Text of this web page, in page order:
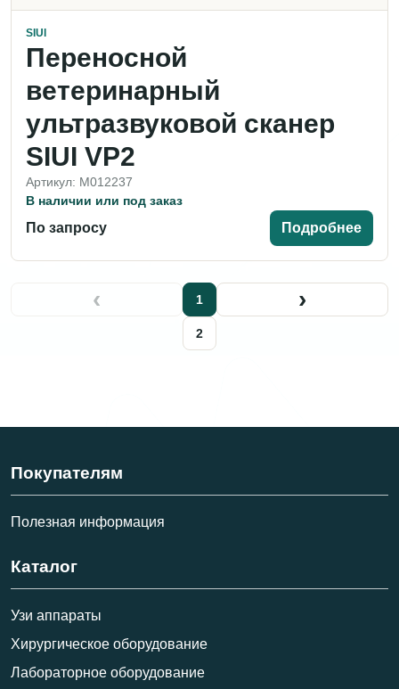
SIUI
Переносной
ветеринарный
ультразвуковой сканер
SIUI VP2
Артикул: M012237
В наличии или под заказ
По запросу Подробнее
‹ 1
2
›
Покупателям
Полезная информация
Каталог
Узи аппараты
Хирургическое оборудование
Лабораторное оборудование